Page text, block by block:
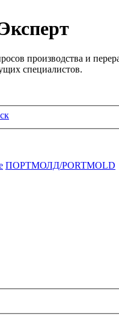
производства и
специалистов.
ПОРТМОЛД/PORTMOLD